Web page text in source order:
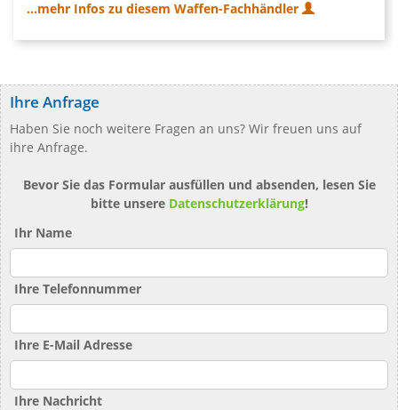
...mehr Infos zu diesem Waffen-Fachhändler
Ihre Anfrage
Haben Sie noch weitere Fragen an uns? Wir freuen uns auf
ihre Anfrage.
Bevor Sie das Formular ausfüllen und absenden, lesen Sie
bitte unsere Datenschutzerklärung!
Ihr Name
Ihre Telefonnummer
Ihre E-Mail Adresse
Ihre Nachricht